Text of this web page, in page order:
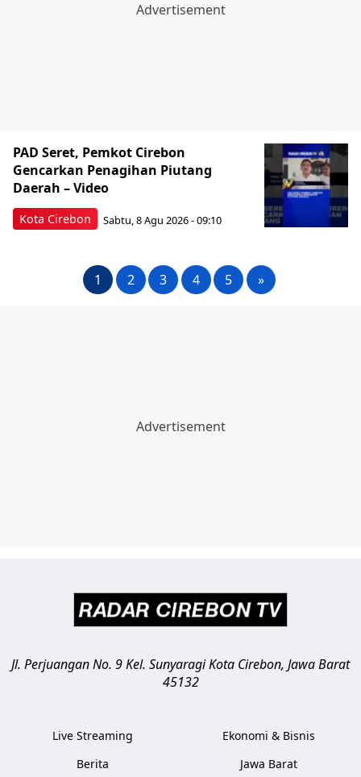
Kota Cirebon
PAD Seret, Pemkot Cirebon
Gencarkan Penagihan Piutang
Daerah – Video
Sabtu, 8 Agu 2026 - 09:10
1 2 3 4 5 »
Jl. Perjuangan No. 9 Kel. SunyaragiKota Cirebon, Jawa Barat
45132
Live Streaming
Berita
Ekonomi & Bisnis
Jawa Barat